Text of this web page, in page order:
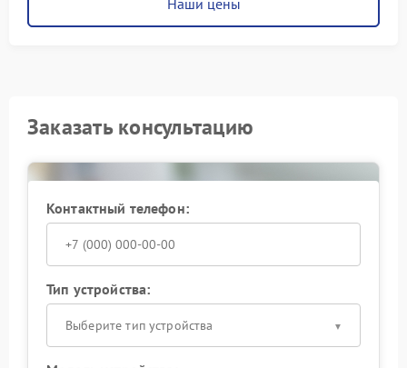
Наши цены
Заказать консультацию
Контактный телефон:
Тип устройства:
Выберите тип устройства